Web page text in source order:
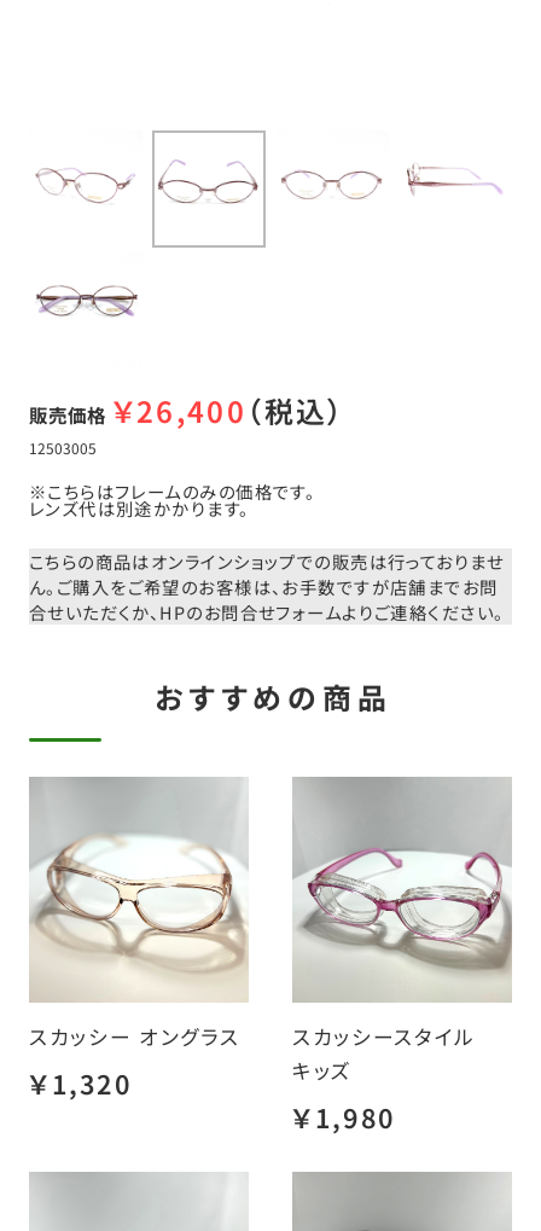
販売価格 ￥26,400 （税込）
12503005
※こちらはフレームのみの価格です。
レンズ代は別途かかります。
こちらの商品はオンラインショップでの販売は行っておりませ
ん。 ご購入をご希望のお客様は、お手数ですが店舗までお問
合せいただくか、 HPのお問合せフォームよりご連絡ください。
おすすめの商品
スカッシー オングラス
￥1,320
スカッシースタイル
キッズ
￥1,980